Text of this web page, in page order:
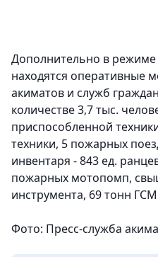
Дополнительно в режиме
находятся оперативные
акиматов и служб
количестве 3,7 тыс.
приспособленной
техники, 5 пожарных
инвентаря - 843 ед.
пожарных мотопомп,
инструмента, 69 тонн
Фото: Пресс-служба